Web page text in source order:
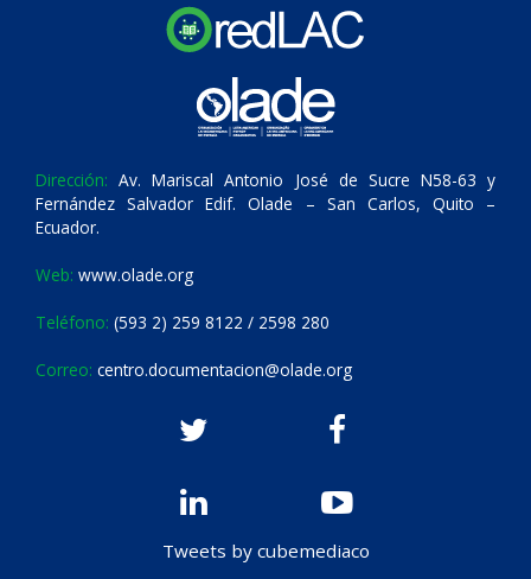
Dirección: Av. Mariscal Antonio José de Sucre N58-63 y
Fernández Salvador Edif. Olade – San Carlos, Quito –
Ecuador.
Web: www.olade.org
Teléfono: (593 2) 259 8122 / 2598 280
Correo: centro.documentacion@olade.org
Tweets by cubemediaco